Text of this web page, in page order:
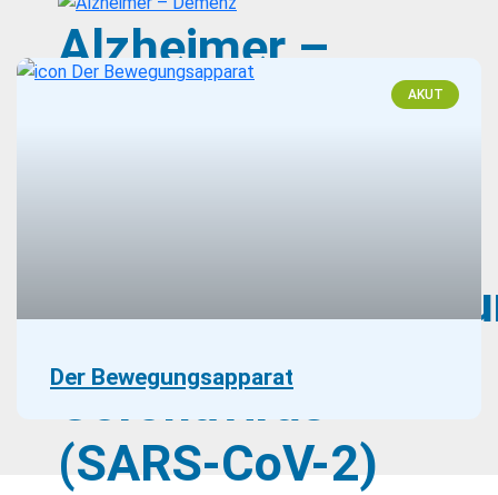
Alzheimer –
Coronavirus
(SARS-CoV-2)
AKUT
Der Bewegungsapparat